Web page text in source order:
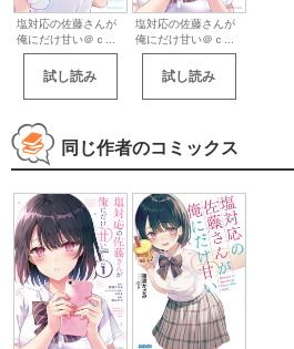
塩対応の佐藤さんが
俺にだけ甘い＠ｃ...
試し読み
塩対応の佐藤さんが
俺にだけ甘い＠ｃ...
試し読み
同じ作者のコミックス